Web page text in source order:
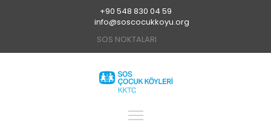
+90 548 830 04 59
info@soscocukkoyu.org
SOS NOKTALARI